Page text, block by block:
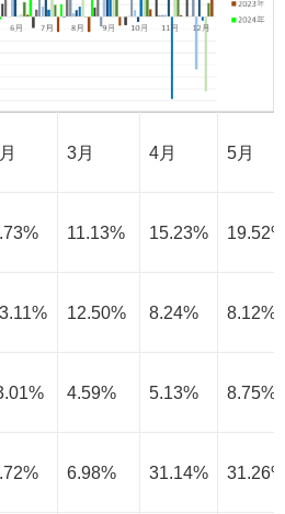
3月 4月 5月
11.13% 15.23% 19.52%
12.50% 8.24% 8.12%
4.59% 5.13% 8.75%
6.98% 31.14% 31.26%